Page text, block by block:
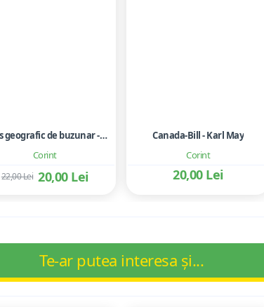
Corint
Atlas geografic de buzunar - Octavian Mandrut
20,00 Lei
22,00 Lei
Corint
Canada-Bill - Karl May
20,00 Lei
Te-ar putea interesa și...